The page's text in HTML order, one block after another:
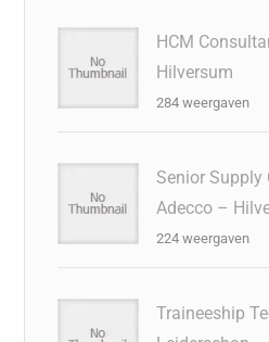
HCM
Hilversum
284 weergaven
Senior Supply
Adecco –
224 weergaven
Traineeship